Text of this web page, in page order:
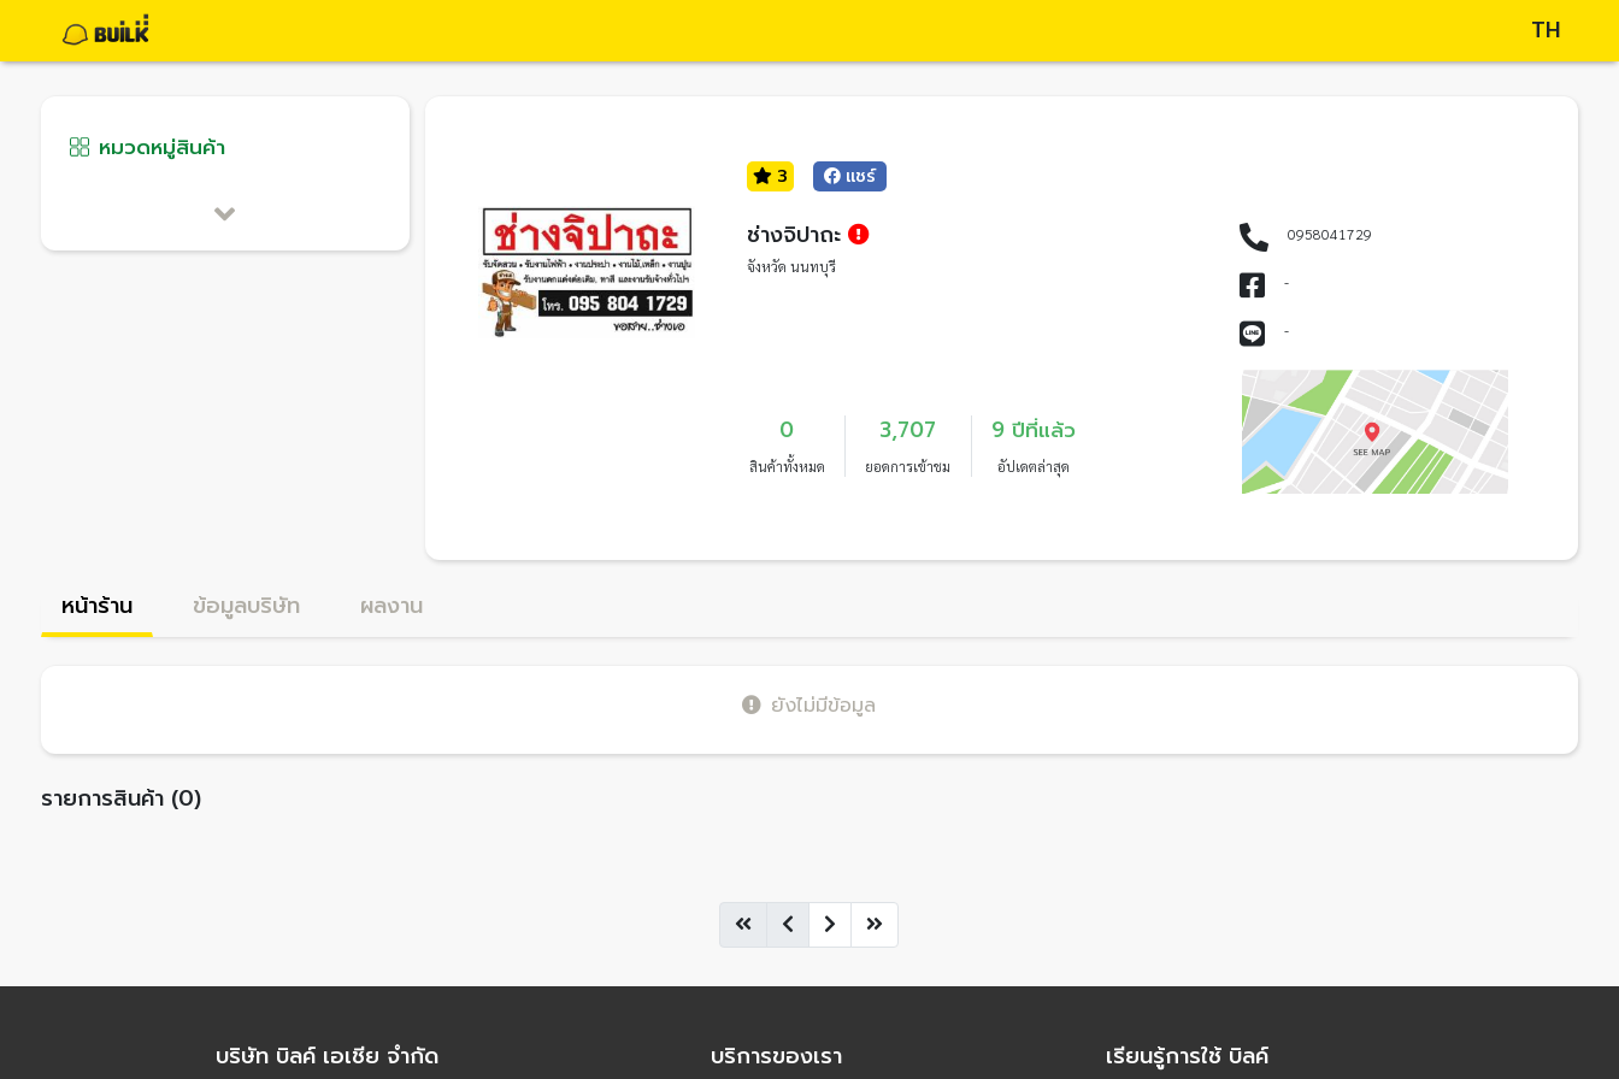
TH
หมวดหมู่สินค้า
3 แชร์
ช่างจิปาถะ
จังหวัด นนทบุรี
0
สินค้าทั้งหมด
3,707
ยอดการเข้าชม
9 ปีที่แล้ว
อัปเดตล่าสุด
0958041729
-
-
หน้าร้าน ข้อมูลบริษัท ผลงาน
ยังไม่มีข้อมูล
รายการสินค้า (0)
บริษัท บิลค์ เอเชีย จำกัด บริการของเรา เรียนรู้การใช้ บิลค์